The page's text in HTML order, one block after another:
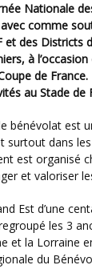
comme
et des Districts
à
de
au Stade de
surtout dans
est organisé
et valoriser
les 3
et la Lorraine
du